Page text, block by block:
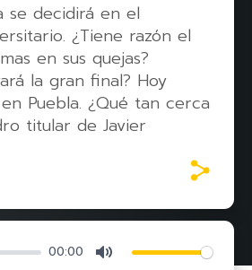
se decidirá en el
¿Tiene razón el
en sus quejas?
la gran final? Hoy
Puebla. ¿Qué tan cerca
titular de Javier
00:00 Mute